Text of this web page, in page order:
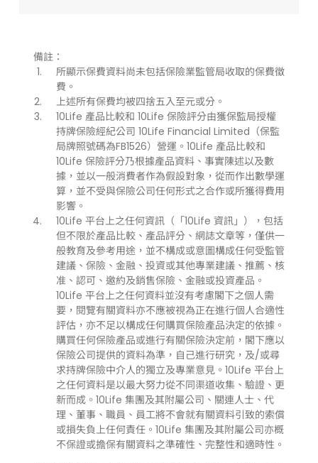
備註：
所顯示保費資料尚未包括保險業監管局收取的保費徵
費。
上述所有保費均被四捨五入至元或分。
10Life 產品比較和 10Life 保險評分由獲保監局授權
持牌保險經紀公司 10Life Financial Limited（保監
局牌照號碼為FB1526）營運。10Life 產品比較和
10Life 保險評分乃根據產品資料、事實陳述以及數
據，並以一般消費者作為假設對象，從而作出數學運
算，並不受與保險公司任何形式之合作或所獲得費用
影響。
10Life 平台上之任何資訊（「10Life 資訊」），包括
但不限於產品比較、產品評分、網誌文章等，僅供一
般教育及參考用途，並不構成或意圖構成任何受監管
建議、保險、金融、投資或其他專業建議、推薦、核
准、認可、邀約及銷售保險、金融或投資產品。
10Life 平台上之任何資料並沒有考慮閣下之個人需
要，閱覽有關資料亦不應被視為正在進行個人合適性
評估，亦不足以構成任何購買保險產品決定的依據。
購買任何保險產品或進行有關保險決定前，閣下應以
保險公司提供的資料為準，自己進行研究，及/或尋
求持牌保險中介人的獨立及專業意見。10Life 平台上
之任何資料是以最大努力從不同渠道收集、驗證、更
新而成。10Life 集團及其附屬公司、關連人士、代
理、董事、職員、員工將不會就有關資料引致的索償
或損失負上任何責任。10Life 集團及其附屬公司亦概
不保證或擔保有關資料之準確性、完整性和適時性。